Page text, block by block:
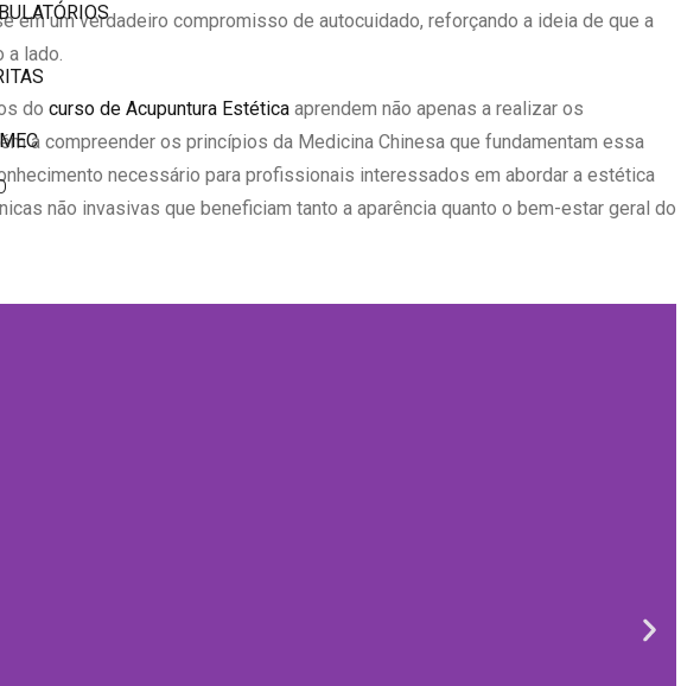
em um verdadeiro compromisso de autocuidado, reforçando a ideia de que a
a lado.
do curso de Acupuntura Estética aprendem não apenas a realizar os
a compreender os princípios da Medicina Chinesa que fundamentam essa
necessário para profissionais interessados em abordar a estética
não invasivas que beneficiam tanto a aparência quanto o bem-estar geral do